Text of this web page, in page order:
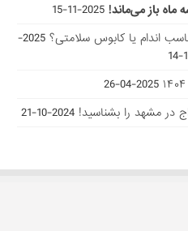
باز می‌ماند! 2025-11-15
اندام یا کابوس سلامتی؟
2025-
2025-04-26
2024-10-21